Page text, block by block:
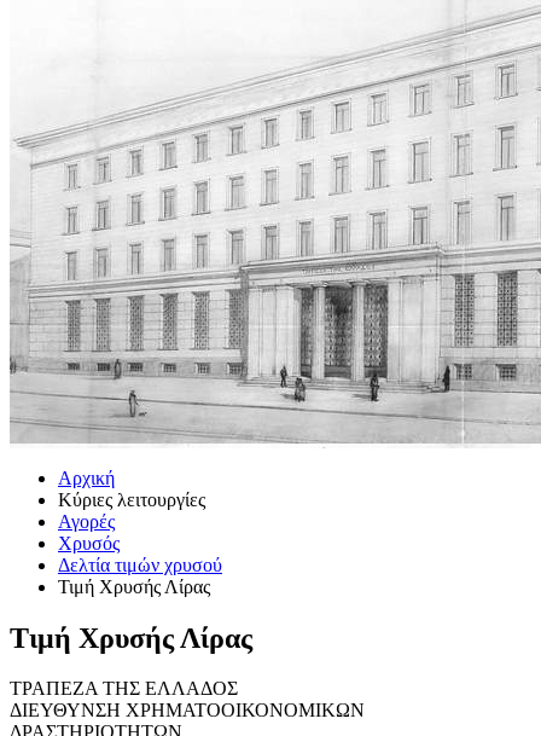
Αρχική
Κύριες λειτουργίες
Αγορές
Χρυσός
Δελτία τιμών χρυσού
Τιμή Χρυσής Λίρας
Τιμή Χρυσής Λίρας
ΤΡΑΠΕΖΑ ΤΗΣ ΕΛΛΑΔΟΣ
ΔΙΕΥΘΥΝΣΗ ΧΡΗΜΑΤΟΟΙΚΟΝΟΜΙΚΩΝ